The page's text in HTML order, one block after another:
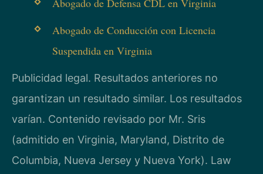
Abogado de Defensa CDL en Virginia
Abogado de Conducción con Licencia
Suspendida en Virginia
Publicidad legal. Resultados anteriores no
garantizan un resultado similar. Los resultados
varían. Contenido revisado por Mr. Sris
(admitido en Virginia, Maryland, Distrito de
Columbia, Nueva Jersey y Nueva York). Law